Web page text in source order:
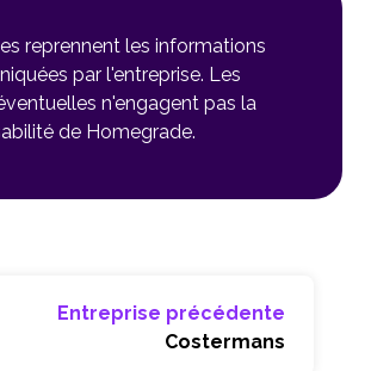
reprennent les informations
par l'entreprise. Les
n'engagent pas la
de Homegrade.
Entreprise précédente
Costermans